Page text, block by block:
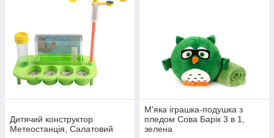
Дитячий конструктор
Метеостанція, Салатовий
М'яка іграшка-подушка з
пледом Сова Барік 3 в 1,
зелена